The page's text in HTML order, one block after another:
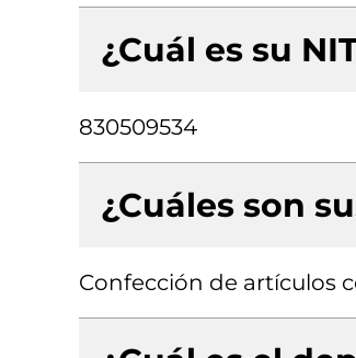
¿Cuál es su
830509534
¿Cuáles son
Confección de artículos